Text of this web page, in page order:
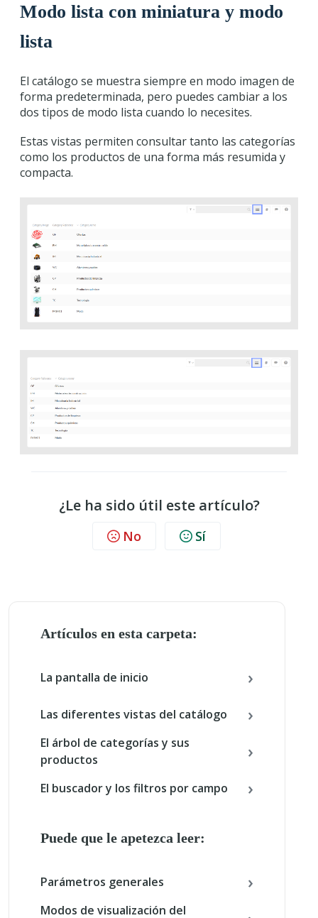
Modo lista con miniatura y modo
lista
El catálogo se muestra siempre en modo imagen de
forma predeterminada, pero puedes cambiar a los
dos tipos de modo lista cuando lo necesites.
Estas vistas permiten consultar tanto las categorías
como los productos de una forma más resumida y
compacta.
¿Le ha sido útil este artículo?
No Sí
Artículos en esta carpeta:
La pantalla de inicio
Las diferentes vistas del catálogo
El árbol de categorías y sus
productos
El buscador y los filtros por campo
Puede que le apetezca leer:
Parámetros generales
Modos de visualización del